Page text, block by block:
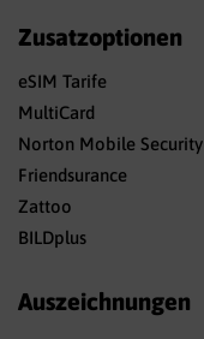
Zusatzoptionen
eSIM Tarife
MultiCard
Norton Mobile Security
Friendsurance
Zattoo
BILDplus
Auszeichnungen